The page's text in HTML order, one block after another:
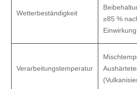
Wetterbeständigkeit
≥85 %
Einwirkung
Verarbeitungstemperatur